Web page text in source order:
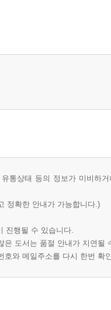
통상태 등의 정보가 미비하
정확한 안내가 가능합니다.)
진행될 수 있습니다.
도서는 품절 안내가 지연될
와 메일주소를 다시 한번 확